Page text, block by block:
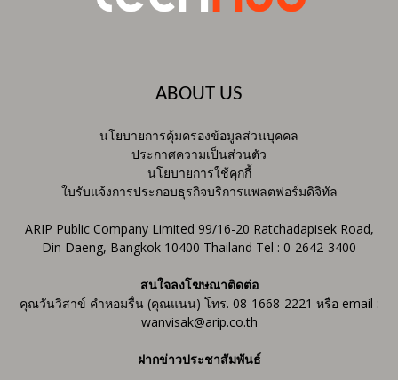
ABOUT US
นโยบายการคุ้มครองข้อมูลส่วนบุคคล
ประกาศความเป็นส่วนตัว
นโยบายการใช้คุกกี้
ใบรับแจ้งการประกอบธุรกิจบริการแพลตฟอร์มดิจิทัล
ARIP Public Company Limited 99/16-20 Ratchadapisek Road,
Din Daeng, Bangkok 10400 Thailand Tel : 0-2642-3400
สนใจลงโฆษณาติดต่อ
คุณวันวิสาข์ คำหอมรื่น (คุณแนน) โทร. 08-1668-2221 หรือ email :
wanvisak@arip.co.th
ฝากข่าวประชาสัมพันธ์